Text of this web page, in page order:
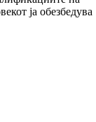
ја обезбедува